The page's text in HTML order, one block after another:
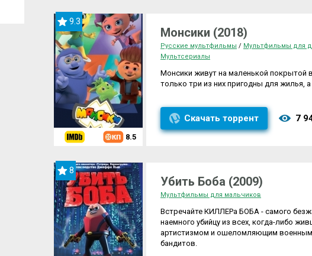
9.3
8.5
Монсики (2018)
Русские мультфильмы / Мультфильмы для
Мультсериалы
Монсики живут на маленькой покрытой
только три из них пригодны для жилья,
Скачать торрент 7
8
Убить Боба (2009)
Мультфильмы для мальчиков
Встречайте КИЛЛЕРа БОБА - самого
наемного убийцу из всех, когда-либо
артистизмом и ошеломляющим военным
бандитов.